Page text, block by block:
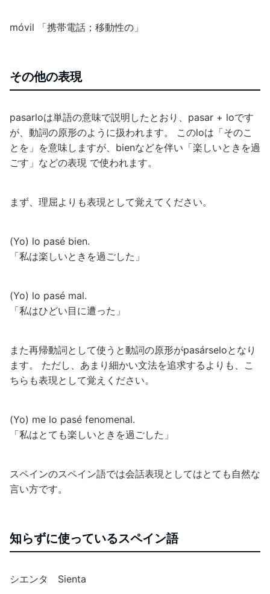
móvil 「携帯電話；移動性の」
その他の表現
pasarloは単語の意味で説明したとおり、pasar + loです
が、動詞の原形のように扱われます。 このloは「そのこ
とを」を意味しますが、bienなどを伴い「楽しいときを過
ごす」などの表現 で使われます。
まず、理屈よりも表現として覚えてください。
(Yo) lo pasé bien.
「私は楽しいときを過ごした」
(Yo) lo pasé mal.
「私はひどい目に遭った」
また再帰動詞として使うと動詞の原形がpasárseloとなり
ます。 ただし、あまり細かい文法を追求するよりも、こ
ちらも表現として覚えください。
(Yo) me lo pasé fenomenal.
「私はとても楽しいときを過ごした」
スペインのスペイン語では会話表現としてはとても自然な
言い方です。
知らずに使っているスペイン語
シエンタ Sienta